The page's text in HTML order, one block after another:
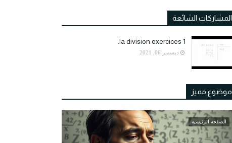
المشاركات الشائعة
la division exercices 1.
ديسمبر 06, 2021
موضوع مميز
الصفحة الرئيسية